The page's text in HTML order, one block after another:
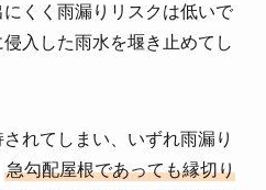
にくく雨漏りリスクは低いで
入した雨水を堰き止めてし
れてしまい、いずれ雨漏り
急勾配屋根であっても縁切り